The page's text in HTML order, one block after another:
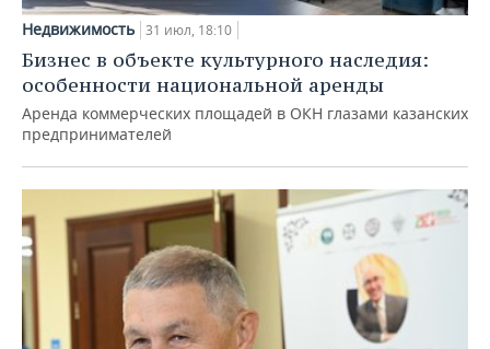
Недвижимость 31 июл, 18:10
Бизнес в объекте культурного наследия:
особенности национальной аренды
Аренда коммерческих площадей в ОКН глазами казанских
предпринимателей